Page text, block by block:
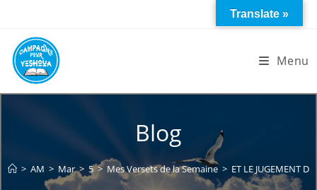
content
Menu
Blog
> AM > Mar > 5 > Mes Versets de la Semaine > ET LE JUGEMENT
Translate »